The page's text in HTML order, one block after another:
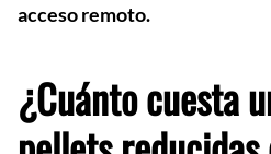
acceso remoto.
¿Cuánto cuesta